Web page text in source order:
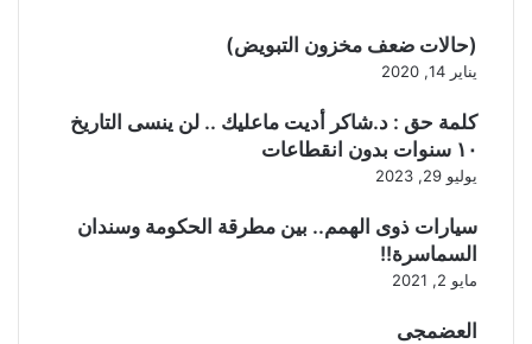
(حالات ضعف مخزون التبويض)
يناير 14, 2020
كلمة حق : د.شاكر أديت ماعليك .. لن ينسى التاريخ
١٠ سنوات بدون انقطاعات
يوليو 29, 2023
سيارات ذوى الهمم.. بين مطرقة الحكومة وسندان
السماسرة!!
مايو 2, 2021
العضمجى